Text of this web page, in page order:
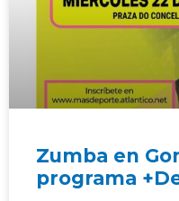
Zumba en
programa